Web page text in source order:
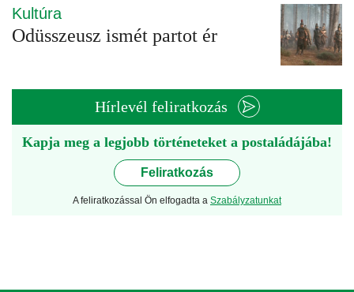
Kultúra
Odüsszeusz ismét partot ér
Hírlevél feliratkozás
Kapja meg a legjobb történeteket a postaládájába!
Feliratkozás
A feliratkozással Ön elfogadta a Szabályzatunkat